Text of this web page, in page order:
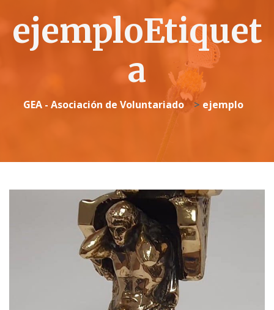
ejemploEtiquet
a
GEA - Asociación de Voluntariado > ejemplo